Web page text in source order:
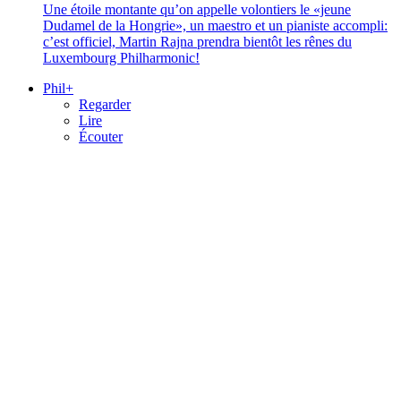
Une étoile montante qu’on appelle volontiers le «jeune
Dudamel de la Hongrie», un maestro et un pianiste accompli:
c’est officiel, Martin Rajna prendra bientôt les rênes du
Luxembourg Philharmonic!
Phil+
Regarder
Lire
Écouter